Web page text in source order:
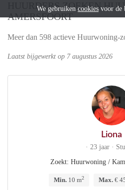
HUURDERS ZOEKEN
AMERSFOORT
Meer dan 598 actieve Huurwoning-
Laatst bijgewerkt op 7 augustus 2026
Liona
· 23 jaar ·
Zoekt: Huurwoning /
Min.10 m2 Max.€
We gebruiken cookies voor de